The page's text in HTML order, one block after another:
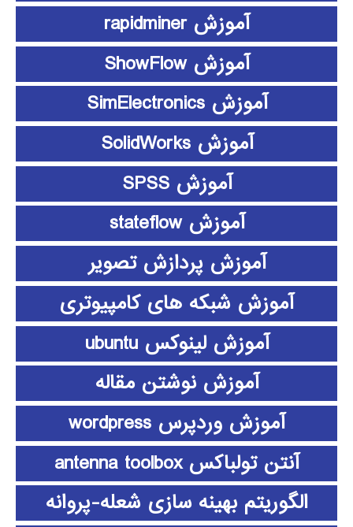
آموزش rapidminer
آموزش ShowFlow
آموزش SimElectronics
آموزش SolidWorks
آموزش SPSS
آموزش stateflow
آموزش پردازش تصویر
آموزش شبکه های کامپیوتری
آموزش لینوکس ubuntu
آموزش نوشتن مقاله
آموزش وردپرس wordpress
آنتن تولباکس antenna toolbox
الگوریتم بهینه سازی شعله-پروانه